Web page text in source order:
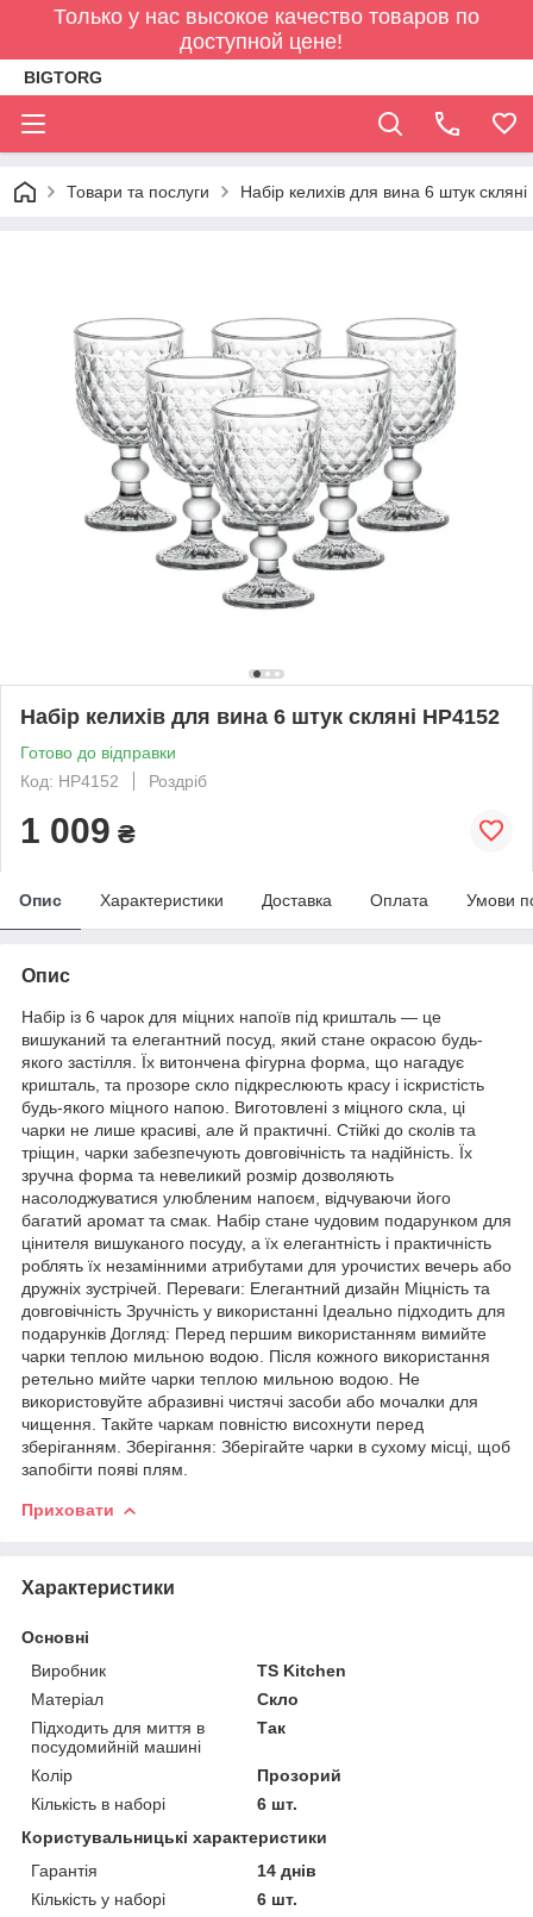
Только у нас высокое качество товаров по
доступной цене!
BIGTORG
Товари та послуги Набір келихів для вина 6 штук
Набір келихів для вина 6 штук скляні HP4152
Готово до відправки
Код: HP4152
Роздріб
1 009 ₴
Опис Характеристики Доставка Оплата Умови
Опис
Набір із 6 чарок для міцних напоїв під кришталь — це
вишуканий та елегантний посуд, який стане окрасою будь-
якого застілля. Їх витончена фігурна форма, що нагадує
кришталь, та прозоре скло підкреслюють красу і іскристість
будь-якого міцного напою. Виготовлені з міцного скла, ці
чарки не лише красиві, але й практичні. Стійкі до сколів та
тріщин, чарки забезпечують довговічність та надійність. Їх
зручна форма та невеликий розмір дозволяють
насолоджуватися улюбленим напоєм, відчуваючи його
багатий аромат та смак. Набір стане чудовим подарунком для
цінителя вишуканого посуду, а їх елегантність і практичність
роблять їх незамінними атрибутами для урочистих вечерь або
дружніх зустрічей. Переваги: Елегантний дизайн Міцність та
довговічність Зручність у використанні Ідеально підходить для
подарунків Догляд: Перед першим використанням вимийте
чарки теплою мильною водою. Після кожного використання
ретельно мийте чарки теплою мильною водою. Не
використовуйте абразивні чистячі засоби або мочалки для
чищення. Такйте чаркам повністю висохнути перед
зберіганням. Зберігання: Зберігайте чарки в сухому місці, щоб
запобігти появі плям.
Приховати
Характеристики
Основні
Виробник
TS Kitchen
Матеріал
Скло
Підходить для миття в
посудомийній машині
Так
Колір
Прозорий
Кількість в наборі
6 шт.
Користувальницькі характеристики
Гарантія
14 днів
Кількість у наборі
6 шт.